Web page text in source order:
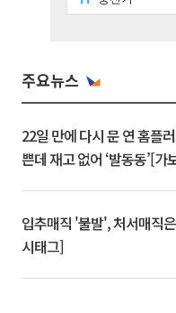
주요뉴스
22일 만에 다시 문 연 홈플
쁜데 재고 없어 ‘발동동’[가
입추매직 '불발', 처서매직
시태그]